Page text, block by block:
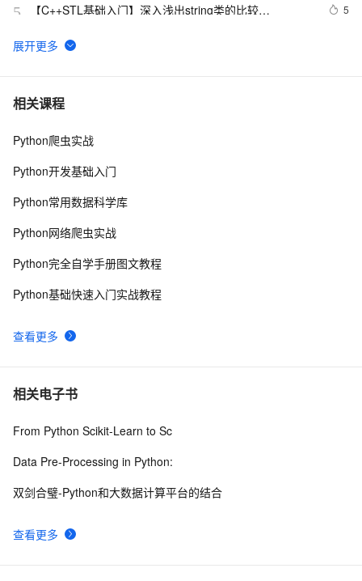
5
【C++STL基础入门】深入浅出string类的比较
5
6 扩展java.lang.String功能函数
7 Redis命令——字符串(String)
8 java String与Int相互转换
10java中Date与String的相互转化
相关课程
查看更多
Python爬虫实战
Python开发基础入门
Python常用数据科学库
Python网络爬虫实战
Python完全自学手册图文教程
Python基础快速入门实战教程
相关电子书
查看更多
From Python Scikit-Learn to Sc
Data Pre-Processing in Python:
双剑合璧-Python和大数据计算平台的结合